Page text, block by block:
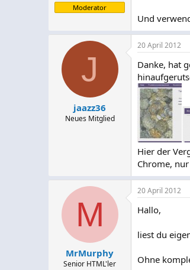
Moderator
Und
J
jaazz36
Neues Mitglied
20 April 2012
Danke, hat
Hier der
Chrome,
M
MrMurphy
Senior HTML'ler
20 April 2012
Hallo,
liest du
Ohne